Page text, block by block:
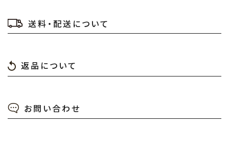
送料・配送について
返品について
お問い合わせ